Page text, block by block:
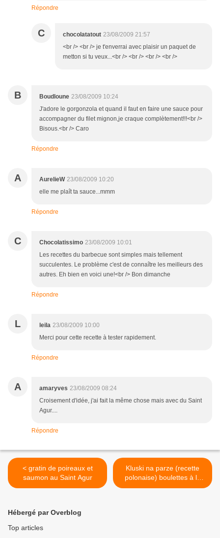
Répondre
C chocolatatout 23/08/2009 21:57
<br /> <br /> je t'enverrai avec plaisir un paquet de
metton si tu veux...<br /> <br /> <br /> <br />
B Boudloune 23/08/2009 10:24
J'adore le gorgonzola et quand il faut en faire une sauce pour
accompagner du filet mignon,je craque complètement!!!<br />
Bisous.<br /> Caro
Répondre
A AurelieW 23/08/2009 10:20
elle me plaît ta sauce...mmm
Répondre
C Chocolatissimo 23/08/2009 10:01
Les recettes du barbecue sont simples mais tellement
succulentes. Le problème c'est de connaître les meilleurs des
autres. Eh bien en voici une!<br /> Bon dimanche
Répondre
L leila 23/08/2009 10:00
Merci pour cette recette à tester rapidement.
Répondre
A amaryves 23/08/2009 08:24
Croisement d'idée, j'ai fait la même chose mais avec du Saint
Agur....
Répondre
< gratin de poireaux et
saumon au Saint Agur
Kluski na parze (recette
polonaise) boulettes à la
vapeur >
Hébergé par Overblog
Top articles